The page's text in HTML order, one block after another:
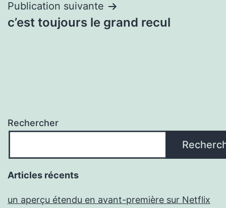
Publication suivante
c’est toujours le grand recul
Rechercher
Articles récents
un aperçu étendu en avant-première sur Netflix